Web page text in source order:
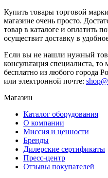
Купить товары торговой марки
магазине очень просто.
товар в каталоге и оплатить
осуществит доставку в
Если вы не нашли нужный
консультация специалиста, то
бесплатно из любого города
или электронной почте:
Магазин
Каталог оборудования
О компании
Миссия и ценности
Бренды
Дилерские сертификаты
Пресс-центр
Отзывы покупателей